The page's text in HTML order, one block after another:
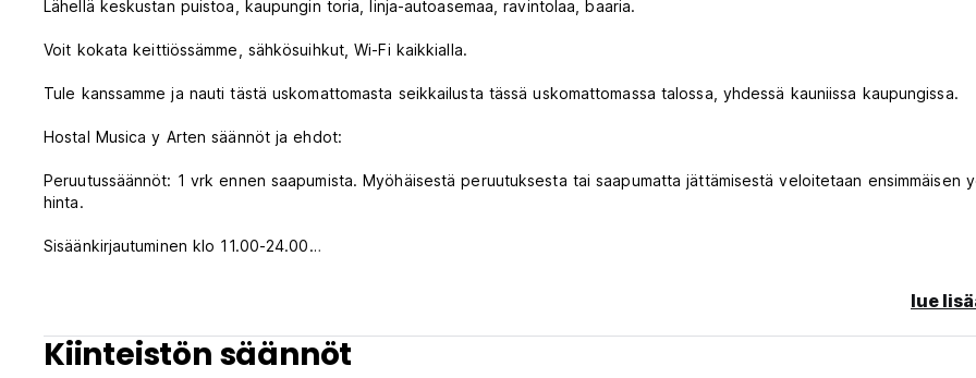
Lähellä keskustan puistoa, kaupungin toria, linja-autoasemaa, ravintolaa, baaria.
Voit kokata keittiössämme, sähkösuihkut, Wi-Fi kaikkialla.
Tule kanssamme ja nauti tästä uskomattomasta seikkailusta tässä uskomattomassa talossa, yhdessä kauniissa kaupungissa.
Hostal Musica y Arten säännöt ja ehdot:
Peruutussäännöt: 1 vrk ennen saapumista. Myöhäisestä peruutuksesta tai saapumatta jättämisestä veloitetaan ensimmäisen
hinta.
Sisäänkirjautuminen klo 11.00-24.00
Verot sisältyvät
Aamiainen sisältyy
lue
Kiinteistön säännöt